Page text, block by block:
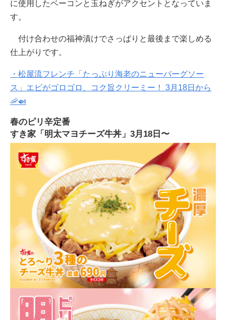
に使用したベーコンと玉ねぎがアクセントとなっていま
す。
付け合わせの福神漬けでさっぱりと最後まで楽しめる
仕上がりです。
・松屋流フレンチ「たっぷり海老のニューバーグソー
ス」エビがゴロゴロ、コク旨クリーミー！ 3月18日から
🦐🍛
春のピリ辛定番
すき家「明太マヨチーズ牛丼」3月18日〜